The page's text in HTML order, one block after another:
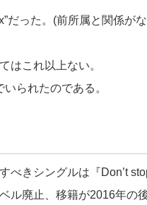
だった。(前所属と関係が
はこれ以上ない。
いられたのである。
きシングルは『Don’t
ル廃止、移籍が2016年の